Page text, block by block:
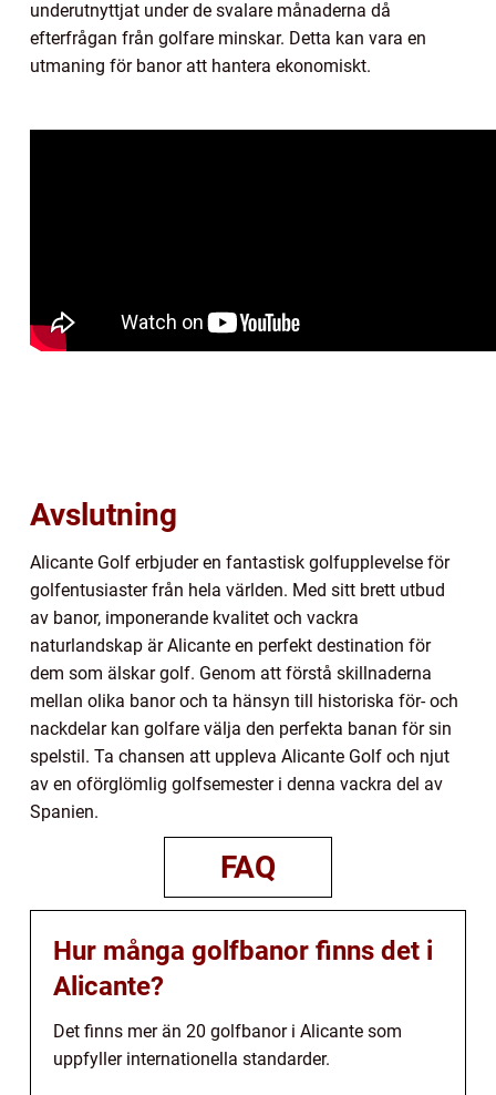
underutnyttjat under de svalare månaderna då
efterfrågan från golfare minskar. Detta kan vara en
utmaning för banor att hantera ekonomiskt.
Avslutning
Alicante Golf erbjuder en fantastisk golfupplevelse för
golfentusiaster från hela världen. Med sitt brett utbud
av banor, imponerande kvalitet och vackra
naturlandskap är Alicante en perfekt destination för
dem som älskar golf. Genom att förstå skillnaderna
mellan olika banor och ta hänsyn till historiska för- och
nackdelar kan golfare välja den perfekta banan för sin
spelstil. Ta chansen att uppleva Alicante Golf och njut
av en oförglömlig golfsemester i denna vackra del av
Spanien.
FAQ
Hur många golfbanor finns det i
Alicante?
Det finns mer än 20 golfbanor i Alicante som
uppfyller internationella standarder.